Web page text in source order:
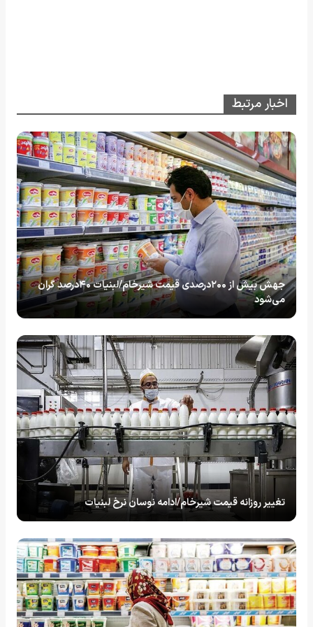
اخبار مرتبط
جهش بیش از ۲۰۰درصدی قیمت شیرخام/لبنیات ۴۰درصد گران
می‌شود
تغییر روزانه قیمت شیرخام/ادامه نوسان نرخ لبنیات